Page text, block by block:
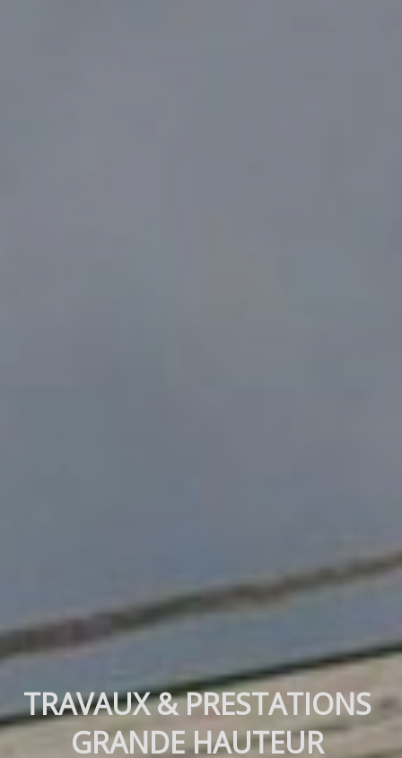
TRAVAUX & PRESTATIONS
GRANDE HAUTEUR